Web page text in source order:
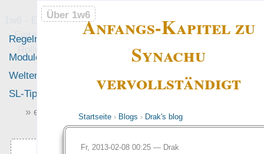
1w6 - Ein Würfel System
- Einfach saubere, freieAnfangs-Kapitel zu
Synachu
vervollständigt
Startseite› Blogs › Drak's blog
Fr, 2013-02-08 00:25 — Drak
Über 1w6
Regeln
Module
Welten
SL-Tipps
» einfach saubere «
» Regeln «
Über 1w6
Downloads
„Eine interessante